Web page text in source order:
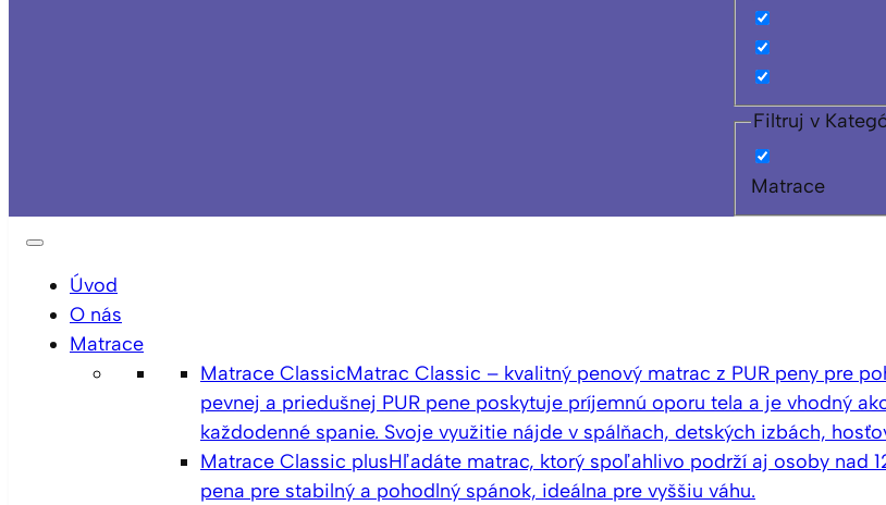
Filtruj v
Matrace
Úvod
O nás
Matrace
Matrace ClassicMatrac Classic – kvalitný penový matrac z PUR peny pre
pevnej a priedušnej PUR pene poskytuje príjemnú oporu tela a je vhodný
každodenné spanie. Svoje využitie nájde v spálňach, detských izbách,
Matrace Classic plusHľadáte matrac, ktorý spoľahlivo podrží aj osoby nad
pena pre stabilný a pohodlný spánok, ideálna pre vyššiu váhu.